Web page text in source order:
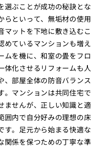
選ぶことが成功の秘訣とな
らといって、無垢材の使用
マットを下地に敷き込むこ
めているマンションも増え
ムを機に、和室の畳をフロ
体化させるリフォームも人
、部屋全体の防音バランス
。マンションは共同住宅で
ませんが、正しい知識と適
囲内で自分好みの理想の床
す。足元から始まる快適な
関係を保つための丁寧な準